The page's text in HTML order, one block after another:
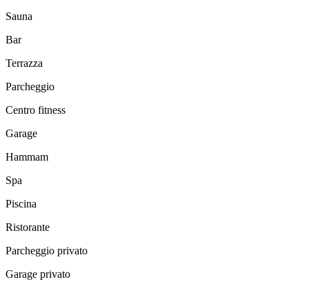
Sauna
Bar
Terrazza
Parcheggio
Centro fitness
Garage
Hammam
Spa
Piscina
Ristorante
Parcheggio privato
Garage privato